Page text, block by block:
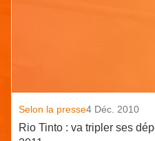
Selon la presse4 Déc. 2010
Rio Tinto : va tripler ses